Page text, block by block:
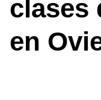
clases
en